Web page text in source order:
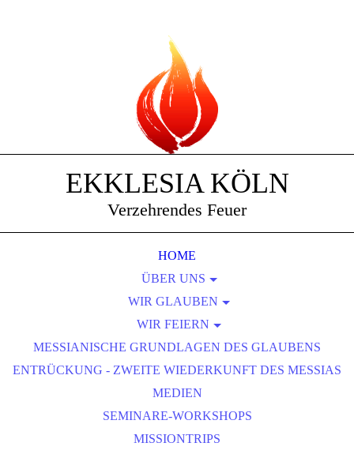
EKKLESIA KÖLN
Verzehrendes Feuer
HOME
ÜBER UNS
LEITUNG
DIENSTE, DIE WIR UNTERSTÜTZEN
WIR GLAUBEN
DIE VISION
WIR FEIERN
FRÜHLINGSFESTE
HERBSTFESTE
BIBLISCHE FESTE
ROSH CHODESH
MESSIANISCHE GRUNDLAGEN DES GLAUBENS
ENTRÜCKUNG - ZWEITE WIEDERKUNFT DES MESSIAS
MEDIEN
SEMINARE-WORKSHOPS
MISSIONTRIPS